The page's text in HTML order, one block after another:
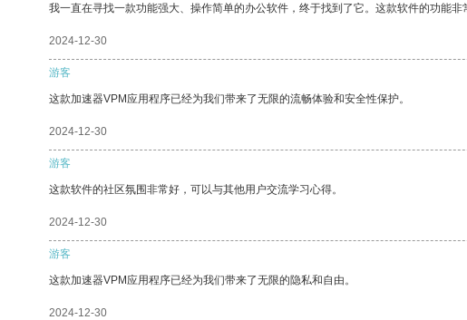
我一直在寻找一款功能强大、操作简单的办公软件，终于找到了它。这款软件的功能
2024-12-30
游客
这款加速器VPM应用程序已经为我们带来了无限的流畅体验和安全性保护。
2024-12-30
游客
这款软件的社区氛围非常好，可以与其他用户交流学习心得。
2024-12-30
游客
这款加速器VPM应用程序已经为我们带来了无限的隐私和自由。
2024-12-30